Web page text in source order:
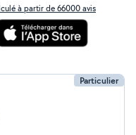
à partir de 66000 avis
Particulier